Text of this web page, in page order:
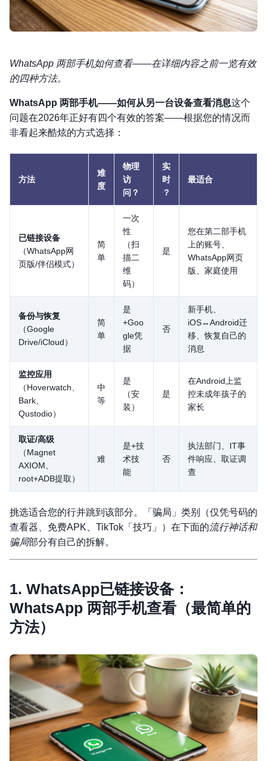
WhatsApp 两部手机如何查看——在详细内容之前一览有效
的四种方法。
WhatsApp 两部手机——如何从另一台设备查看消息这个
问题在2026年正好有四个有效的答案——根据您的情况而
非看起来酷炫的方式选择：
方法
难
度
物理
访
问？
实
时
？
最适合
已链接设备
（WhatsApp网
页版/伴侣模式）
简
单
一次
性
（扫
描二
维
码）
是
您在第二部手机
上的账号、
WhatsApp网页
版、家庭使用
备份与恢复
（Google
Drive/iCloud）
简
单
是
+Goo
gle凭
据
否
新手机、
iOS↔Android迁
移、恢复自己的
消息
监控应用
（Hoverwatch、
Bark、
Qustodio）
中
等
是
（安
装）
是
在Android上监
控未成年孩子的
家长
取证/高级
（Magnet
AXIOM、
root+ADB提取）
难
是+技
术技
能
否
执法部门、IT事
件响应、取证调
查
挑选适合您的行并跳到该部分。「骗局」类别（仅凭号码的
查看器、免费APK、TikTok「技巧」）在下面的流行神话和
骗局部分有自己的拆解。
1. WhatsApp已链接设备：
WhatsApp 两部手机查看（最简单的
方法）